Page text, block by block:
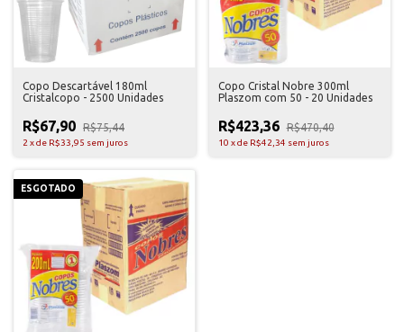
Copo Descartável 180ml
Cristalcopo - 2500 Unidades
R$67,90 R$75,44
2 xde R$33,95 sem juros
Copo Cristal Nobre 300ml
Plaszom com 50 - 20 Unidades
R$423,36 R$470,40
10 xde R$42,34 sem juros
ESGOTADO